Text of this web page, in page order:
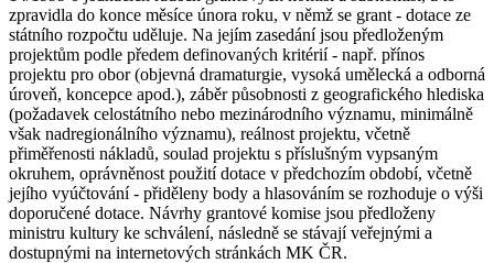
zpravidla do konce měsíce února roku, v němž se grant - dotace ze
státního rozpočtu uděluje. Na jejím zasedání jsou předloženým
projektům podle předem definovaných kritérií - např. přínos
projektu pro obor (objevná dramaturgie, vysoká umělecká a odborná
úroveň, koncepce apod.), záběr působnosti z geografického hlediska
(požadavek celostátního nebo mezinárodního významu, minimálně
však nadregionálního významu), reálnost projektu, včetně
přiměřenosti nákladů, soulad projektu s příslušným vypsaným
okruhem, oprávněnost použití dotace v předchozím období, včetně
jejího vyúčtování - přiděleny body a hlasováním se rozhoduje o výši
doporučené dotace. Návrhy grantové komise jsou předloženy
ministru kultury ke schválení, následně se stávají veřejnými a
dostupnými na internetových stránkách MK ČR.